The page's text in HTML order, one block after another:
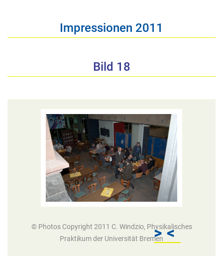
Impressionen 2011
Bild 18
<
>
© Photos Copyright 2011 C. Windzio, Physikalisches
Praktikum der Universität Bremen